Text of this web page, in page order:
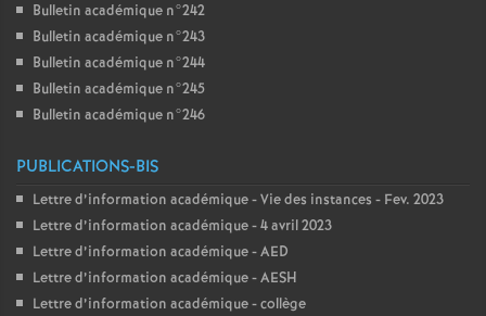
Bulletin académique n°242
Bulletin académique n°243
Bulletin académique n°244
Bulletin académique n°245
Bulletin académique n°246
PUBLICATIONS-BIS
Lettre d’information académique - Vie des instances - Fev. 2023
Lettre d’information académique - 4 avril 2023
Lettre d’information académique - AED
Lettre d’information académique - AESH
Lettre d’information académique - collège